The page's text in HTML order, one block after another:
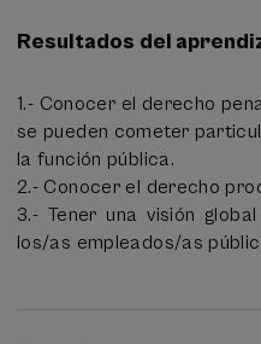
Resultados del
1.- Conocer el derecho
se pueden cometer
la función pública.
2.- Conocer el derecho
3.- Tener una visión
los/as empleados/as